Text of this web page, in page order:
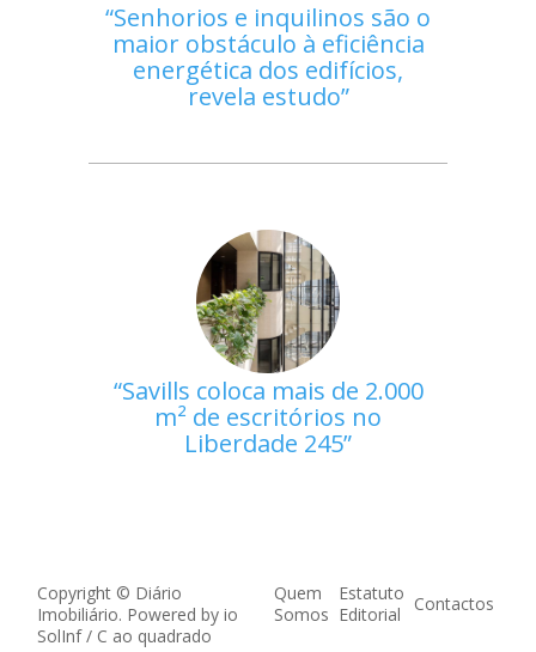
Senhorios e inquilinos são o
maior obstáculo à eficiência
energética dos edifícios,
revela estudo
Savills coloca mais de 2.000
m² de escritórios no
Liberdade 245
Copyright © Diário
Imobiliário. Powered by io
SolInf/ C ao quadrado
Quem
Somos
Estatuto
Editorial
Contactos